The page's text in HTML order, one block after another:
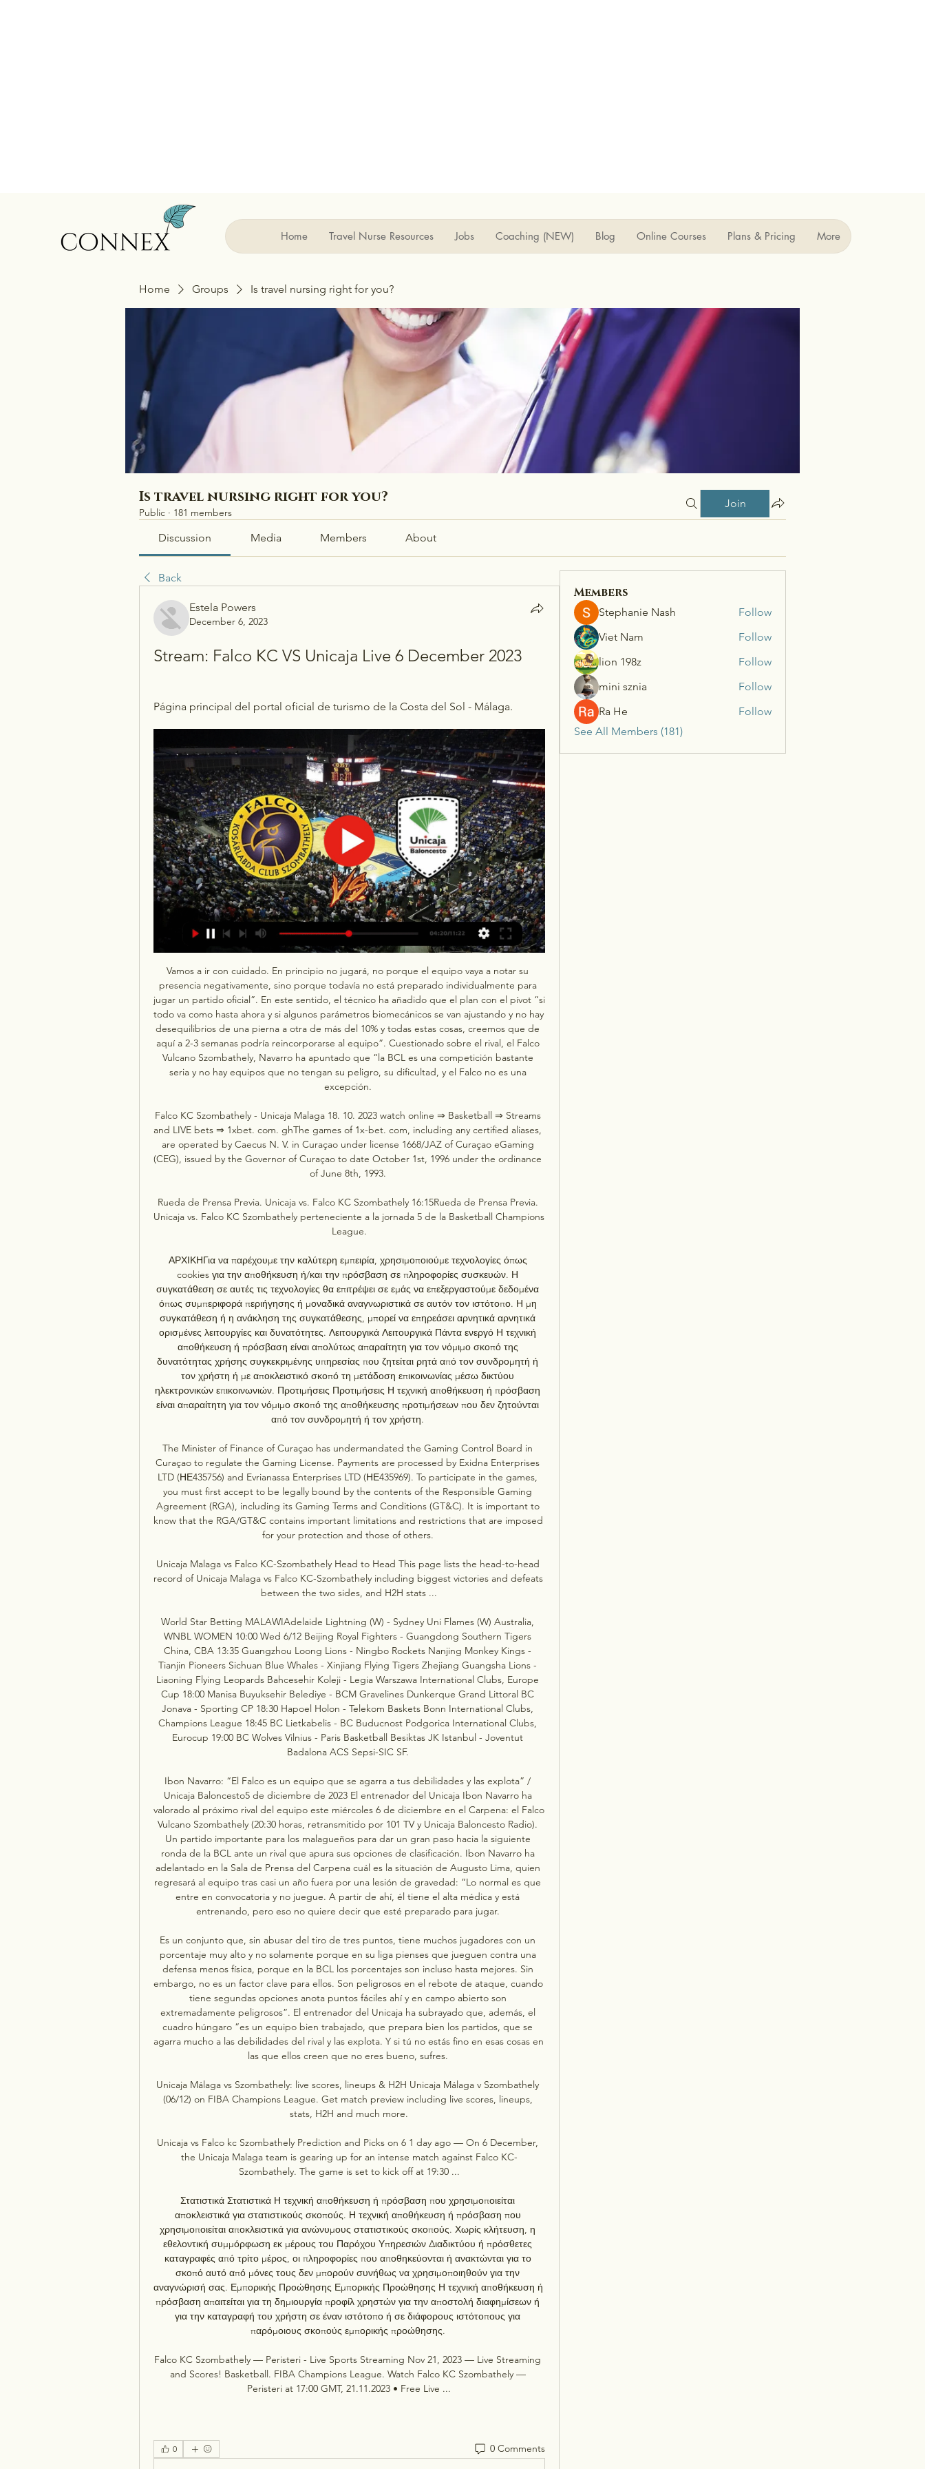
Home Travel Nurse Resources Jobs Coaching (NEW) Blog Online Courses Plans & Pricing More
Home Groups Is travel nursing right for you?
Is travel nursing right for you?
Public · 181 members
Join
Discussion Media Members About
Back
Estela Powers
December 6, 2023
Stream: Falco KC VS Unicaja Live 6 December 2023
Página principal del portal oficial de turismo de la Costa del Sol - Málaga.
Vamos a ir con cuidado. En principio no jugará, no porque el equipo vaya a notar su
presencia negativamente, sino porque todavía no está preparado individualmente para
jugar un partido oficial”. En este sentido, el técnico ha añadido que el plan con el pívot “si
todo va como hasta ahora y si algunos parámetros biomecánicos se van ajustando y no hay
desequilibrios de una pierna a otra de más del 10% y todas estas cosas, creemos que de
aquí a 2-3 semanas podría reincorporarse al equipo”. Cuestionado sobre el rival, el Falco
Vulcano Szombathely, Navarro ha apuntado que “la BCL es una competición bastante
seria y no hay equipos que no tengan su peligro, su dificultad, y el Falco no es una
excepción.
Falco KC Szombathely - Unicaja Malaga 18. 10. 2023 watch online ⇒ Basketball ⇒ Streams
and LIVE bets ⇒ 1xbet. com. ghThe games of 1x-bet. com, including any certified aliases,
are operated by Caecus N. V. in Curaçao under license 1668/JAZ of Curaçao eGaming
(CEG), issued by the Governor of Curaçao to date October 1st, 1996 under the ordinance
of June 8th, 1993.
Rueda de Prensa Previa. Unicaja vs. Falco KC Szombathely 16:15Rueda de Prensa Previa.
Unicaja vs. Falco KC Szombathely perteneciente a la jornada 5 de la Basketball Champions
League.
ΑΡΧΙΚΗΓια να παρέχουμε την καλύτερη εμπειρία, χρησιμοποιούμε τεχνολογίες όπως
cookies για την αποθήκευση ή/και την πρόσβαση σε πληροφορίες συσκευών. Η
συγκατάθεση σε αυτές τις τεχνολογίες θα επιτρέψει σε εμάς να επεξεργαστούμε δεδομένα
όπως συμπεριφορά περιήγησης ή μοναδικά αναγνωριστικά σε αυτόν τον ιστότοπο. Η μη
συγκατάθεση ή η ανάκληση της συγκατάθεσης, μπορεί να επηρεάσει αρνητικά αρνητικά
ορισμένες λειτουργίες και δυνατότητες. Λειτουργικά Λειτουργικά Πάντα ενεργό Η τεχνική
αποθήκευση ή πρόσβαση είναι απολύτως απαραίτητη για τον νόμιμο σκοπό της
δυνατότητας χρήσης συγκεκριμένης υπηρεσίας που ζητείται ρητά από τον συνδρομητή ή
τον χρήστη ή με αποκλειστικό σκοπό τη μετάδοση επικοινωνίας μέσω δικτύου
ηλεκτρονικών επικοινωνιών. Προτιμήσεις Προτιμήσεις Η τεχνική αποθήκευση ή πρόσβαση
είναι απαραίτητη για τον νόμιμο σκοπό της αποθήκευσης προτιμήσεων που δεν ζητούνται
από τον συνδρομητή ή τον χρήστη.
The Minister of Finance of Curaçao has undermandated the Gaming Control Board in
Curaçao to regulate the Gaming License. Payments are processed by Exidna Enterprises
LTD (НЕ435756) and Evrianassa Enterprises LTD (НЕ435969). To participate in the games,
you must first accept to be legally bound by the contents of the Responsible Gaming
Agreement (RGA), including its Gaming Terms and Conditions (GT&C). It is important to
know that the RGA/GT&C contains important limitations and restrictions that are imposed
for your protection and those of others.
Unicaja Malaga vs Falco KC-Szombathely Head to Head This page lists the head-to-head
record of Unicaja Malaga vs Falco KC-Szombathely including biggest victories and defeats
between the two sides, and H2H stats ...
World Star Betting MALAWIAdelaide Lightning (W) - Sydney Uni Flames (W) Australia,
WNBL WOMEN 10:00 Wed 6/12 Beijing Royal Fighters - Guangdong Southern Tigers
China, CBA 13:35 Guangzhou Loong Lions - Ningbo Rockets Nanjing Monkey Kings -
Tianjin Pioneers Sichuan Blue Whales - Xinjiang Flying Tigers Zhejiang Guangsha Lions -
Liaoning Flying Leopards Bahcesehir Koleji - Legia Warszawa International Clubs, Europe
Cup 18:00 Manisa Buyuksehir Belediye - BCM Gravelines Dunkerque Grand Littoral BC
Jonava - Sporting CP 18:30 Hapoel Holon - Telekom Baskets Bonn International Clubs,
Champions League 18:45 BC Lietkabelis - BC Buducnost Podgorica International Clubs,
Eurocup 19:00 BC Wolves Vilnius - Paris Basketball Besiktas JK Istanbul - Joventut
Badalona ACS Sepsi-SIC SF.
Ibon Navarro: “El Falco es un equipo que se agarra a tus debilidades y las explota” /
Unicaja Baloncesto5 de diciembre de 2023 El entrenador del Unicaja Ibon Navarro ha
valorado al próximo rival del equipo este miércoles 6 de diciembre en el Carpena: el Falco
Vulcano Szombathely (20:30 horas, retransmitido por 101 TV y Unicaja Baloncesto Radio).
Un partido importante para los malagueños para dar un gran paso hacia la siguiente
ronda de la BCL ante un rival que apura sus opciones de clasificación. Ibon Navarro ha
adelantado en la Sala de Prensa del Carpena cuál es la situación de Augusto Lima, quien
regresará al equipo tras casi un año fuera por una lesión de gravedad: “Lo normal es que
entre en convocatoria y no juegue. A partir de ahí, él tiene el alta médica y está
entrenando, pero eso no quiere decir que esté preparado para jugar.
Es un conjunto que, sin abusar del tiro de tres puntos, tiene muchos jugadores con un
porcentaje muy alto y no solamente porque en su liga pienses que jueguen contra una
defensa menos física, porque en la BCL los porcentajes son incluso hasta mejores. Sin
embargo, no es un factor clave para ellos. Son peligrosos en el rebote de ataque, cuando
tiene segundas opciones anota puntos fáciles ahí y en campo abierto son
extremadamente peligrosos”. El entrenador del Unicaja ha subrayado que, además, el
cuadro húngaro “es un equipo bien trabajado, que prepara bien los partidos, que se
agarra mucho a las debilidades del rival y las explota. Y si tú no estás fino en esas cosas en
las que ellos creen que no eres bueno, sufres.
Unicaja Málaga vs Szombathely: live scores, lineups & H2H Unicaja Málaga v Szombathely
(06/12) on FIBA Champions League. Get match preview including live scores, lineups,
stats, H2H and much more.
Unicaja vs Falco kc Szombathely Prediction and Picks on 6 1 day ago — On 6 December,
the Unicaja Malaga team is gearing up for an intense match against Falco KC-
Szombathely. The game is set to kick off at 19:30 ...
Στατιστικά Στατιστικά Η τεχνική αποθήκευση ή πρόσβαση που χρησιμοποιείται
αποκλειστικά για στατιστικούς σκοπούς. Η τεχνική αποθήκευση ή πρόσβαση που
χρησιμοποιείται αποκλειστικά για ανώνυμους στατιστικούς σκοπούς. Χωρίς κλήτευση, η
εθελοντική συμμόρφωση εκ μέρους του Παρόχου Υπηρεσιών Διαδικτύου ή πρόσθετες
καταγραφές από τρίτο μέρος, οι πληροφορίες που αποθηκεύονται ή ανακτώνται για το
σκοπό αυτό από μόνες τους δεν μπορούν συνήθως να χρησιμοποιηθούν για την
αναγνώρισή σας. Εμπορικής Προώθησης Εμπορικής Προώθησης Η τεχνική αποθήκευση ή
πρόσβαση απαιτείται για τη δημιουργία προφίλ χρηστών για την αποστολή διαφημίσεων ή
για την καταγραφή του χρήστη σε έναν ιστότοπο ή σε διάφορους ιστότοπους για
παρόμοιους σκοπούς εμπορικής προώθησης.
Falco KC Szombathely — Peristeri - Live Sports Streaming Nov 21, 2023 — Live Streaming
and Scores! Basketball. FIBA Champions League. Watch Falco KC Szombathely —
Peristeri at 17:00 GMT, 21.11.2023 • Free Live ...
0 0 Comments
Members
Stephanie Nash
Follow
Viet Nam
Follow
lion 198z
Follow
mini sznia
Follow
Ra He
Follow
See All Members (181)